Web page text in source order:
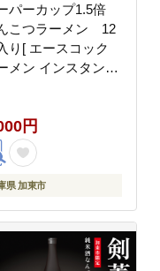
パーカップ1.5倍
こつラーメン 12
り[ エースコック
メン インスタント
保存食 非常食 箱
ス]
円
県 加東市